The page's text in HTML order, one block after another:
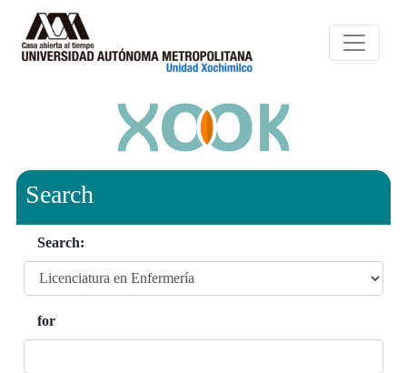
Search
Search:
for